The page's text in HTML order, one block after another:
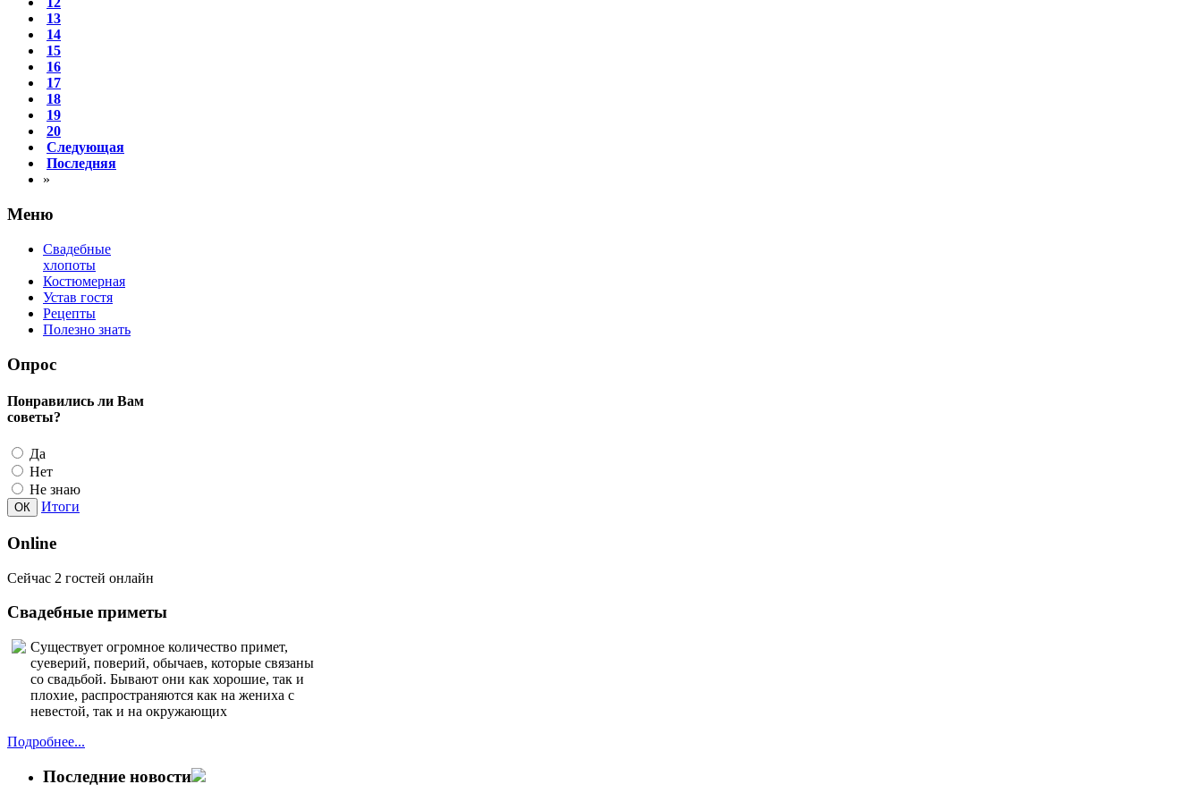
15
16
17
18
19
20
Следующая
Последняя
»
Меню
хлопоты
Устав гостя
Рецепты
Полезно знать
Опрос
Понравились ли Вам
советы?
Да
Нет
Итоги
Online
Сейчас 2 гостей онлайн
суеверий, поверий, обычаев, которые связаны
плохие, распространяются как на жениха с
невестой, так и на окружающих
Подробнее...
Популярное
Наряды молодоженов